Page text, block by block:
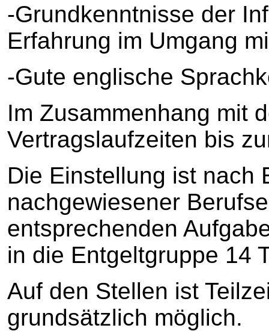
-Grundkenntnisse der
Erfahrung im Umgang
-Gute englische
Im Zusammenhang mit
Vertragslaufzeiten bis
Die Einstellung ist nach
nachgewiesener
entsprechenden
in die Entgeltgruppe 14
Auf den Stellen ist
grundsätzlich möglich.